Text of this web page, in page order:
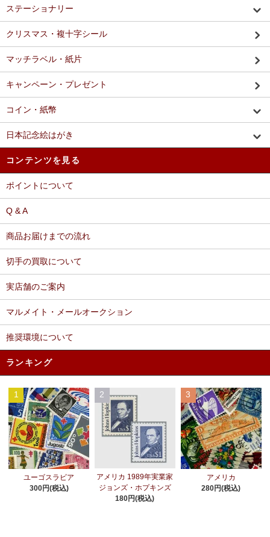
ステーショナリー
クリスマス・複十字シール
マッチラベル・紙片
キャンペーン・プレゼント
コイン・紙幣
日本記念絵はがき
コンテンツを見る
ポイントについて
Q & A
商品お届けまでの流れ
切手の買取について
実店舗のご案内
マルメイト・メールオークション
推奨環境について
ランキング
1
ユーゴスラビア
300円(税込)
2
アメリカ 1989年実業家
ジョンズ・ホプキンズ
180円(税込)
3
アメリカ
280円(税込)